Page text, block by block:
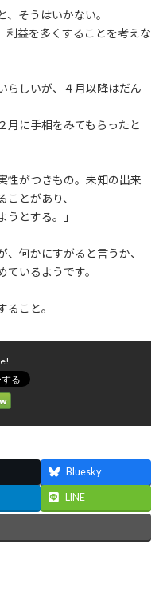
そうはいかない。
利益を多くすることを考えな
らしいが、４月以降はだん
月に手相をみてもらったと
性がつきもの。未知の出来
とがあり、
とする。」
何かにすがると言うか、
いるようです。
こと。
Bluesky
LINE